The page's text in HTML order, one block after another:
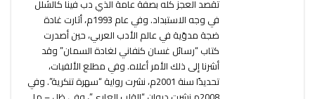
تقصد العجز كله بصفة عامة الذي دب فينا كالشلل
في وجه الاستبداد. وفي عام 1993م، أثارت غادة
ضجة مدوّية في عالم الأدب العربي، حين أصدرت
كتاب “رسائل غسان كنفاني لغادة السمان” وقد
أشرنا إلى ذلك الأمر أعلاه. وفي مطلع الألفيات،
تحديدًا سنة 2001م، نشرت رواية “سهرة تنكرية”. وفي